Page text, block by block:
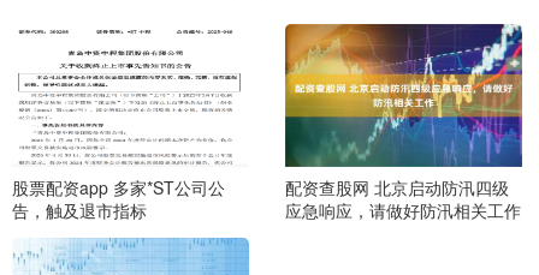
股票配资app 多家*ST公司公
告，触及退市指标
配资查股网 北京启动防汛四级
应急响应，请做好防汛相关工作